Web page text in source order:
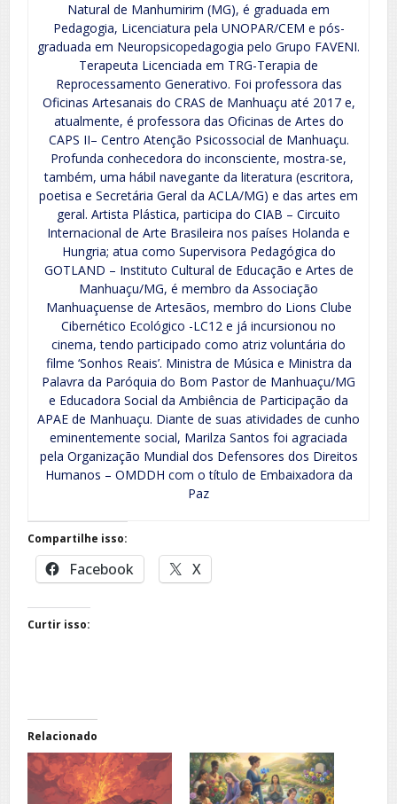
Natural de Manhumirim (MG), é graduada em
Pedagogia, Licenciatura pela UNOPAR/CEM e pós-
graduada em Neuropsicopedagogia pelo Grupo FAVENI.
Terapeuta Licenciada em TRG-Terapia de
Reprocessamento Generativo. Foi professora das
Oficinas Artesanais do CRAS de Manhuaçu até 2017 e,
atualmente, é professora das Oficinas de Artes do
CAPS II– Centro Atenção Psicossocial de Manhuaçu.
Profunda conhecedora do inconsciente, mostra-se,
também, uma hábil navegante da literatura (escritora,
poetisa e Secretária Geral da ACLA/MG) e das artes em
geral. Artista Plástica, participa do CIAB – Circuito
Internacional de Arte Brasileira nos países Holanda e
Hungria; atua como Supervisora Pedagógica do
GOTLAND – Instituto Cultural de Educação e Artes de
Manhuaçu/MG, é membro da Associação
Manhuaçuense de Artesãos, membro do Lions Clube
Cibernético Ecológico -LC12 e já incursionou no
cinema, tendo participado como atriz voluntária do
filme ‘Sonhos Reais’. Ministra de Música e Ministra da
Palavra da Paróquia do Bom Pastor de Manhuaçu/MG
e Educadora Social da Ambiência de Participação da
APAE de Manhuaçu. Diante de suas atividades de cunho
eminentemente social, Marilza Santos foi agraciada
pela Organização Mundial dos Defensores dos Direitos
Humanos – OMDDH com o título de Embaixadora da
Paz
Compartilhe isso:
Facebook X
Curtir isso:
Relacionado